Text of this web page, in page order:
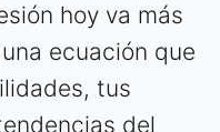
hoy va más
ecuación que
tus
del